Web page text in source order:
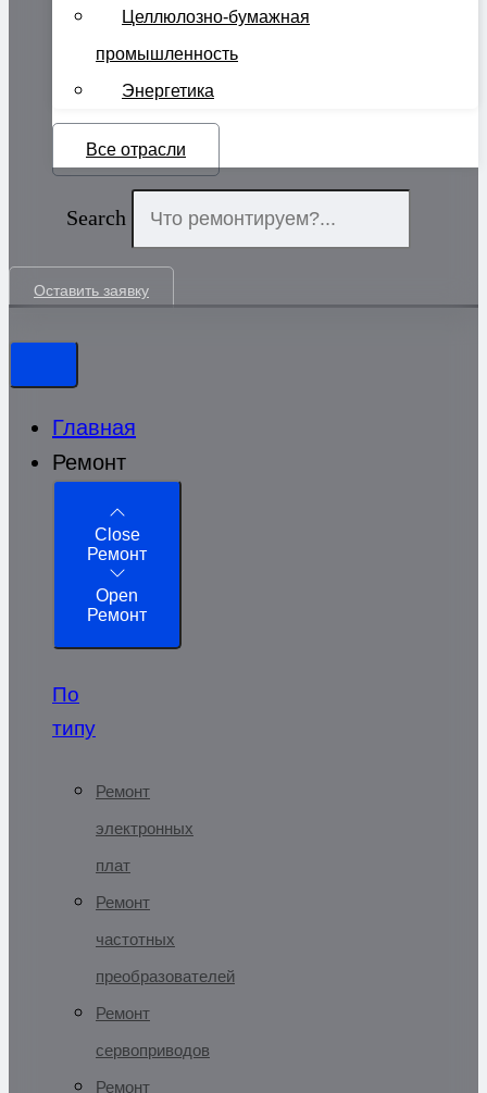
Целлюлозно-бумажная
промышленность
Энергетика
Все отрасли
Search
Оставить заявку
Главная
Ремонт
Close
Ремонт
Open
Ремонт
По
типу
Ремонт
электронных
плат
Ремонт
частотных
преобразователей
Ремонт
сервоприводов
Ремонт